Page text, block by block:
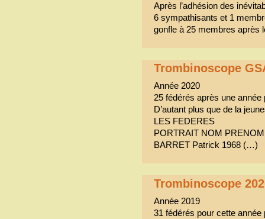
Après l’adhésion des
6 sympathisants et 1
gonfle à 25 membres
Trombinoscope
Année 2020
25 fédérés après une
D’autant plus que de la
LES FEDERES
PORTRAIT NOM
BARRET Patrick 1968 (…)
Trombinoscope
Année 2019
31 fédérés pour cette année